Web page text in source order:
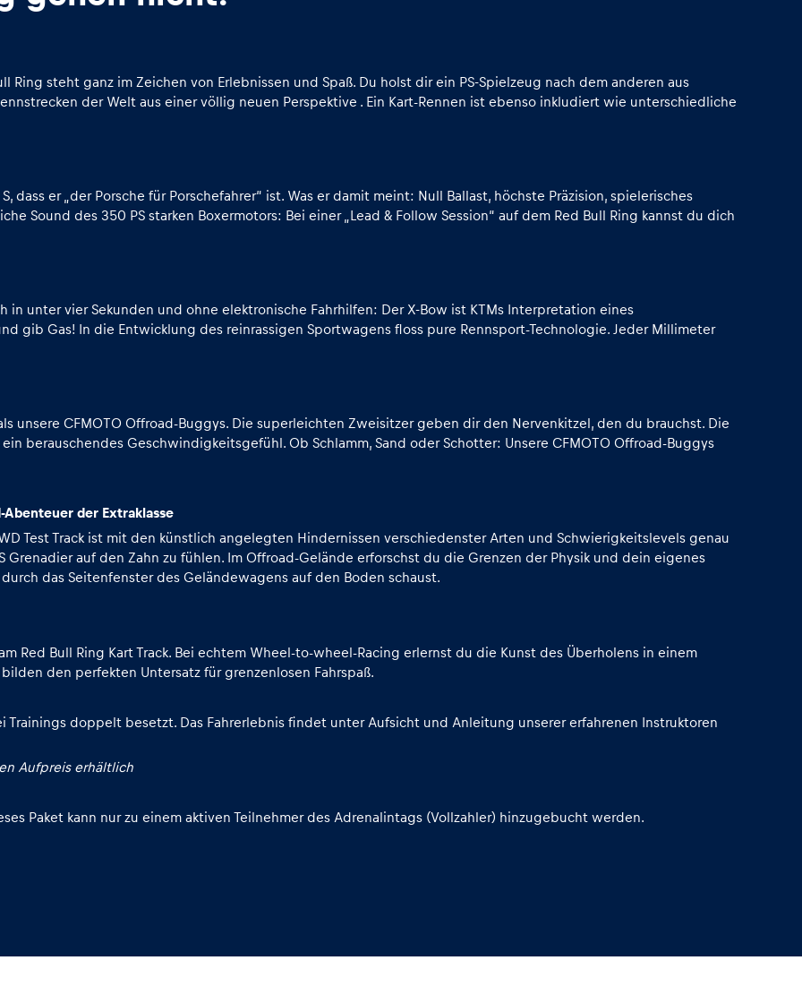
Ring steht ganz im Zeichen von Erlebnissen und Spaß. Du holst dir ein PS-Spielzeug nach dem anderen aus
der Welt aus einer völlig neuen Perspektive . Ein Kart-Rennen ist ebenso inkludiert wie unterschiedliche
dass er „der Porsche für Porschefahrer“ ist. Was er damit meint: Null Ballast, höchste Präzision, spielerisches
Sound des 350 PS starken Boxermotors: Bei einer „Lead & Follow Session“ auf dem Red Bull Ring kannst du dich
in unter vier Sekunden und ohne elektronische Fahrhilfen: Der X-Bow ist KTMs Interpretation eines
gib Gas! In die Entwicklung des reinrassigen Sportwagens floss pure Rennsport-Technologie. Jeder Millimeter
unsere CFMOTO Offroad-Buggys. Die superleichten Zweisitzer geben dir den Nervenkitzel, den du brauchst. Die
berauschendes Geschwindigkeitsgefühl. Ob Schlamm, Sand oder Schotter: Unsere CFMOTO Offroad-Buggys
der Extraklasse
Test Track ist mit den künstlich angelegten Hindernissen verschiedenster Arten und Schwierigkeitslevels genau
Grenadier auf den Zahn zu fühlen. Im Offroad-Gelände erforschst du die Grenzen der Physik und dein eigenes
das Seitenfenster des Geländewagens auf den Boden schaust.
Red Bull Ring Kart Track. Bei echtem Wheel-to-wheel-Racing erlernst du die Kunst des Überholens in einem
den perfekten Untersatz für grenzenlosen Fahrspaß.
Trainings doppelt besetzt. Das Fahrerlebnis findet unter Aufsicht und Anleitung unserer erfahrenen Instruktoren
Aufpreis erhältlich
Paket kann nur zu einem aktiven Teilnehmer des Adrenalintags (Vollzahler) hinzugebucht werden.